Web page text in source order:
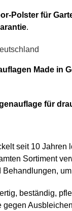
Polster für
.
Made in
für
seit 10 Jahren
Sortiment
Behandlungen,
beständig,
gegen